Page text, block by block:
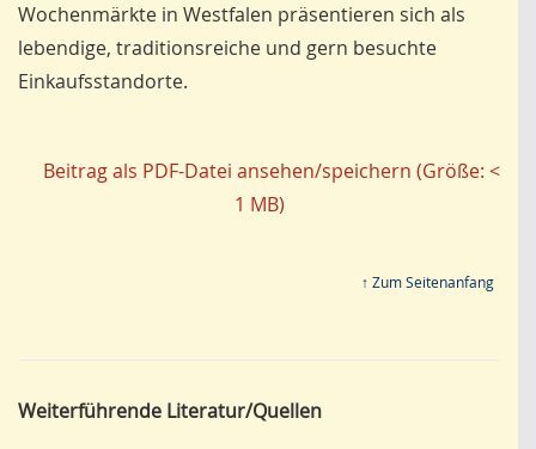
Wochenmärkte in Westfalen präsentieren sich als
lebendige, traditionsreiche und gern besuchte
Einkaufsstandorte.
Beitrag als PDF-Datei ansehen/speichern (Größe: <
1 MB)
↑ Zum Seitenanfang
Weiterführende Literatur/Quellen